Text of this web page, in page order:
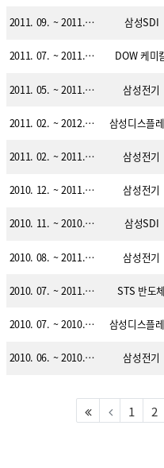
2011. 09. ~ 2011. 11. 삼성SDI
2011. 07. ~ 2011. 12. DOW 케미
2011. 05. ~ 2011. 08. 삼성전기
2011. 02. ~ 2012. 02. 삼성디스플
2011. 02. ~ 2011. 06. 삼성전기
2010. 12. ~ 2011. 08. 삼성전기
2010. 11. ~ 2010. 12. 삼성SDI
2010. 08. ~ 2011. 09. 삼성전기
2010. 07. ~ 2011. 01. STS 반도체
2010. 07. ~ 2010. 08. 삼성디스플
2010. 06. ~ 2010. 08. 삼성전기
1 2